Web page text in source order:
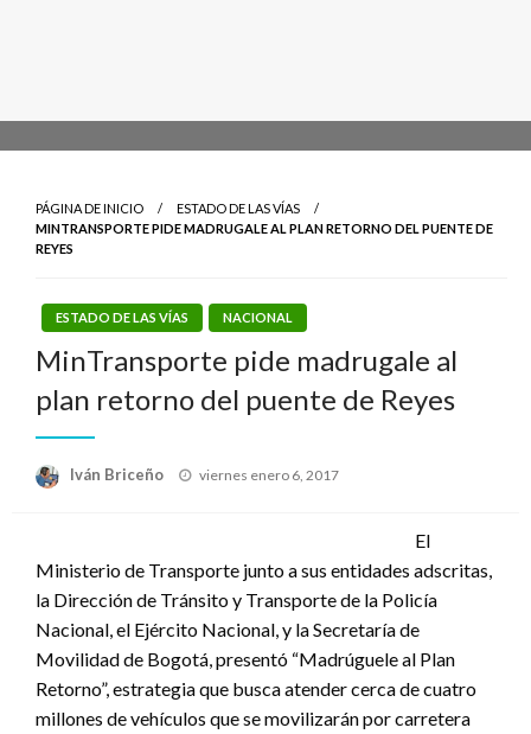
PÁGINA DE INICIO
ESTADO DE LAS VÍAS
MINTRANSPORTE PIDE MADRUGALE AL PLAN RETORNO DEL PUENTE DE
REYES
ESTADO DE LAS VÍAS NACIONAL
MinTransporte pide madrugale al
plan retorno del puente de Reyes
Iván Briceño
Publicado
viernes enero 6, 2017
El
Ministerio de Transporte junto a sus entidades adscritas,
la Dirección de Tránsito y Transporte de la Policía
Nacional, el Ejército Nacional, y la Secretaría de
Movilidad de Bogotá, presentó “Madrúguele al Plan
Retorno”, estrategia que busca atender cerca de cuatro
millones de vehículos que se movilizarán por carretera